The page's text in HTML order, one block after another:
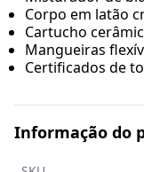
Corpo em latão
Cartucho
Mangueiras
Certificados de
Informação do